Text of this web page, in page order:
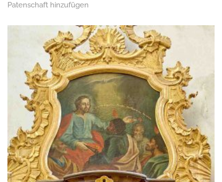
Patenschaft hinzufügen